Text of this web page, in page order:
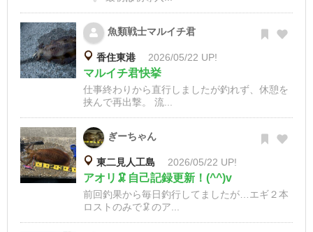
魚類戦士マルイチ君
香住東港 2026/05/22 UP!
マルイチ君快挙
仕事終わりから直行しましたが釣れず、休憩を
挟んで再出撃。 流...
ぎーちゃん
東二見人工島 2026/05/22 UP!
アオリ🦑自己記録更新！(^^)v
前回釣果から毎日釣行してましたが…エギ２本
ロストのみで🦑のア...